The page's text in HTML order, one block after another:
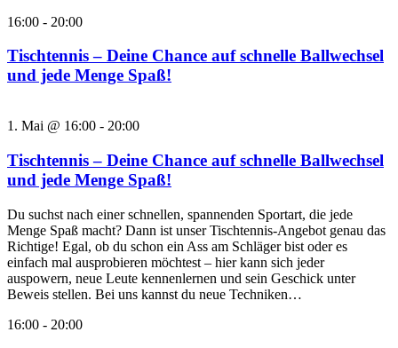
16:00 - 20:00
Tischtennis – Deine Chance auf schnelle Ballwechsel
und jede Menge Spaß!
1. Mai @ 16:00 - 20:00
Tischtennis – Deine Chance auf schnelle Ballwechsel
und jede Menge Spaß!
Du suchst nach einer schnellen, spannenden Sportart, die jede
Menge Spaß macht? Dann ist unser Tischtennis-Angebot genau das
Richtige! Egal, ob du schon ein Ass am Schläger bist oder es
einfach mal ausprobieren möchtest – hier kann sich jeder
auspowern, neue Leute kennenlernen und sein Geschick unter
Beweis stellen. Bei uns kannst du neue Techniken…
16:00 - 20:00